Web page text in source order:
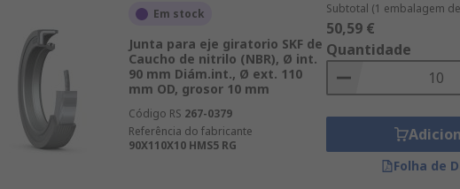
Em stock
Junta para eje giratorio SKF de
Caucho de nitrilo (NBR), Ø int.
90 mm Diám.int., Ø ext. 110
mm OD, grosor 10 mm
Código RS 267-0379
Referência do fabricante
90X110X10 HMS5 RG
Subtotal (1 embalagem
50,59 €
Quantidade
Folha de